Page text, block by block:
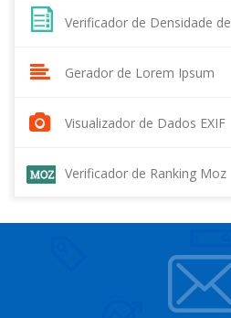
Verificador de Densidade
Gerador de Lorem Ipsum
Visualizador de Dados EXIF
Verificador de Ranking Moz